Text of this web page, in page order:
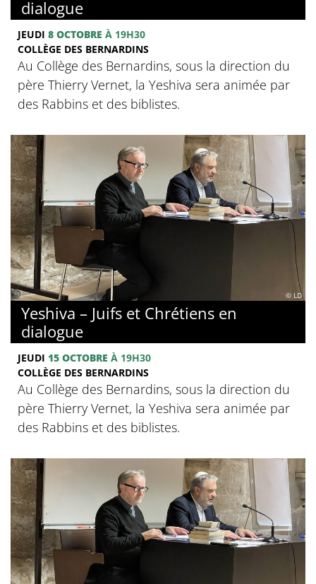
dialogue
JEUDI 8 OCTOBRE À 19H30
COLLÈGE DES BERNARDINS
Au Collège des Bernardins, sous la direction du
père Thierry Vernet, la Yeshiva sera animée par
des Rabbins et des biblistes.
© LD
Yeshiva – Juifs et Chrétiens en
dialogue
JEUDI 15 OCTOBRE À 19H30
COLLÈGE DES BERNARDINS
Au Collège des Bernardins, sous la direction du
père Thierry Vernet, la Yeshiva sera animée par
des Rabbins et des biblistes.